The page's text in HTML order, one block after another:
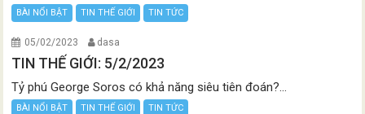
BÀI NỔI BẬT TIN THẾ GIỚI TIN TỨC
05/02/2023 dasa
TIN THẾ GIỚI: 5/2/2023
Tỷ phú George Soros có khả năng siêu tiên đoán?...
BÀI NỔI BẬT TIN THẾ GIỚI TIN TỨC